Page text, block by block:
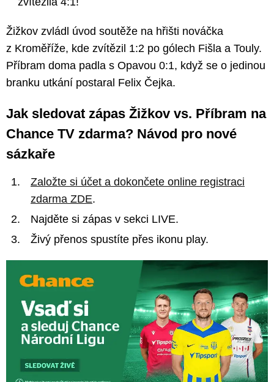
Žižkov zvládl úvod soutěže na hřišti nováčka
z Kroměříže, kde zvítězil 1:2 po gólech Fišla a Touly.
Příbram doma padla s Opavou 0:1, když se o jedinou
branku utkání postaral Felix Čejka.
Jak sledovat zápas Žižkov vs. Příbram na
Chance TV zdarma? Návod pro nové
sázkaře
Založte si účet a dokončete online registraci
zdarma ZDE.
Najděte si zápas v sekci LIVE.
Živý přenos spustíte přes ikonu play.